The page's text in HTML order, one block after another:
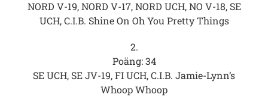
NORD V-19, NORD V-17, NORD UCH, NO V-18, SE
UCH, C.I.B. Shine On Oh You Pretty Things
2.
Poäng: 34
SE UCH, SE JV-19, FI UCH, C.I.B. Jamie-Lynn’s
Whoop Whoop